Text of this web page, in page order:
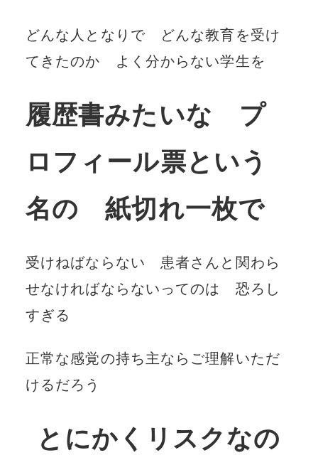
どんな人となりで どんな教育を受け
てきたのか よく分からない学生を
履歴書みたいな プ
ロフィール票という
名の 紙切れ一枚で
受けねばならない 患者さんと関わら
せなければならないってのは 恐ろし
すぎる
正常な感覚の持ち主ならご理解いただ
けるだろう
とにかくリスクなの